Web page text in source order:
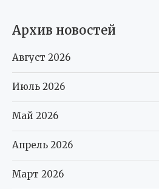
Архив новостей
Август 2026
Июль 2026
Май 2026
Апрель 2026
Март 2026